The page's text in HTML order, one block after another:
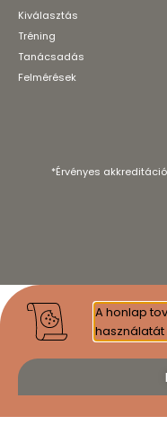
Kiválasztás
Tréning
Tanácsadás
Felmérések
*Érvényes
A honlap
használatát